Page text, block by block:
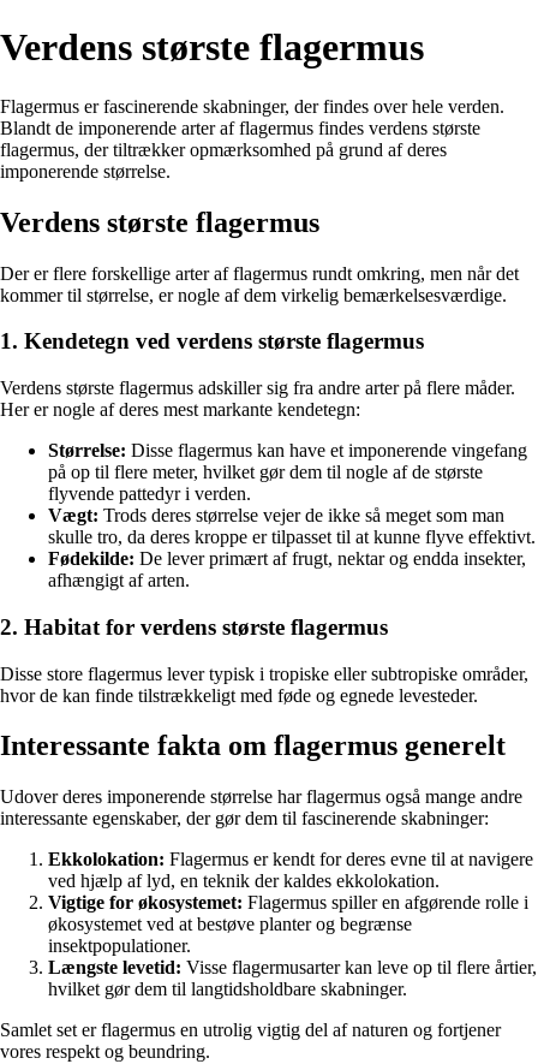
Verdens største flagermus
Flagermus er fascinerende skabninger, der findes over hele verden.
Blandt de imponerende arter af flagermus findes verdens største
flagermus, der tiltrækker opmærksomhed på grund af deres
imponerende størrelse.
Verdens største flagermus
Der er flere forskellige arter af flagermus rundt omkring, men når det
kommer til størrelse, er nogle af dem virkelig bemærkelsesværdige.
1. Kendetegn ved verdens største flagermus
Verdens største flagermus adskiller sig fra andre arter på flere måder.
Her er nogle af deres mest markante kendetegn:
Størrelse: Disse flagermus kan have et imponerende vingefang
på op til flere meter, hvilket gør dem til nogle af de største
flyvende pattedyr i verden.
Vægt: Trods deres størrelse vejer de ikke så meget som man
skulle tro, da deres kroppe er tilpasset til at kunne flyve effektivt.
Fødekilde: De lever primært af frugt, nektar og endda insekter,
afhængigt af arten.
2. Habitat for verdens største flagermus
Disse store flagermus lever typisk i tropiske eller subtropiske områder,
hvor de kan finde tilstrækkeligt med føde og egnede levesteder.
Interessante fakta om flagermus generelt
Udover deres imponerende størrelse har flagermus også mange andre
interessante egenskaber, der gør dem til fascinerende skabninger:
Ekkolokation: Flagermus er kendt for deres evne til at navigere
ved hjælp af lyd, en teknik der kaldes ekkolokation.
Vigtige for økosystemet: Flagermus spiller en afgørende rolle i
økosystemet ved at bestøve planter og begrænse
insektpopulationer.
Længste levetid: Visse flagermusarter kan leve op til flere årtier,
hvilket gør dem til langtidsholdbare skabninger.
Samlet set er flagermus en utrolig vigtig del af naturen og fortjener
vores respekt og beundring.